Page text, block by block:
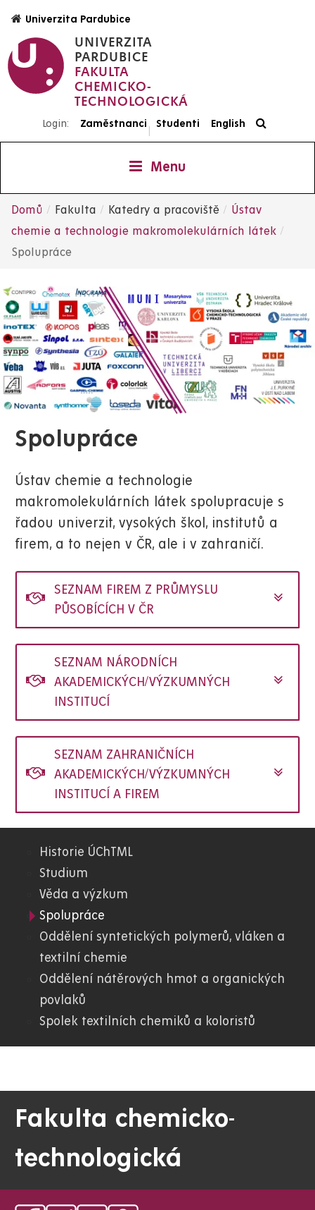
hlavnímu
obsahu
UNIVERZITA
PARDUBICE
FAKULTA
CHEMICKO-
TECHNOLOGICKÁ
Univerzita Pardubice
Login: Zaměstnanci
|
Studenti English
Menu
Drobečková
navigace
Domů Fakulta Katedry a pracoviště
Ústav
chemie a technologie makromolekulárních látek
Spolupráce
Spolupráce
Ústav chemie a technologie
makromolekulárních látek spolupracuje s
řadou univerzit, vysokých škol, institutů a
firem, a to nejen v ČR, ale i v zahraničí.
SEZNAM FIREM Z PRŮMYSLU
PŮSOBÍCÍCH V ČR
SEZNAM NÁRODNÍCH
AKADEMICKÝCH/VÝZKUMNÝCH
INSTITUCÍ
SEZNAM ZAHRANIČNÍCH
AKADEMICKÝCH/VÝZKUMNÝCH
INSTITUCÍ A FIREM
05.
FChT
Historie ÚChTML
Studium
Věda a výzkum
Spolupráce
Oddělení syntetických polymerů, vláken a
textilní chemie
Oddělení nátěrových hmot a organických
povlaků
Spolek textilních chemiků a koloristů
Fakulta chemicko-
technologická